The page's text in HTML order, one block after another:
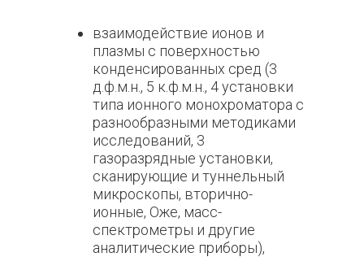
взаимодействие ионов и
плазмы с поверхностью
конденсированных сред (3
д.ф.м.н., 5 к.ф.м.н., 4 установки
типа ионного монохроматора с
разнообразными методиками
исследований, 3
газоразрядные установки,
сканирующие и туннельный
микроскопы, вторично-
ионные, Оже, масс-
спектрометры и другие
аналитические приборы),